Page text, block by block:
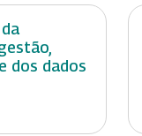
dos dados